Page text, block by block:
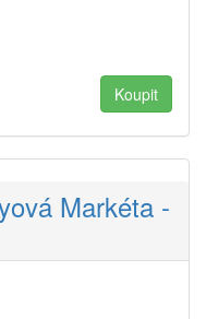
Markéta -